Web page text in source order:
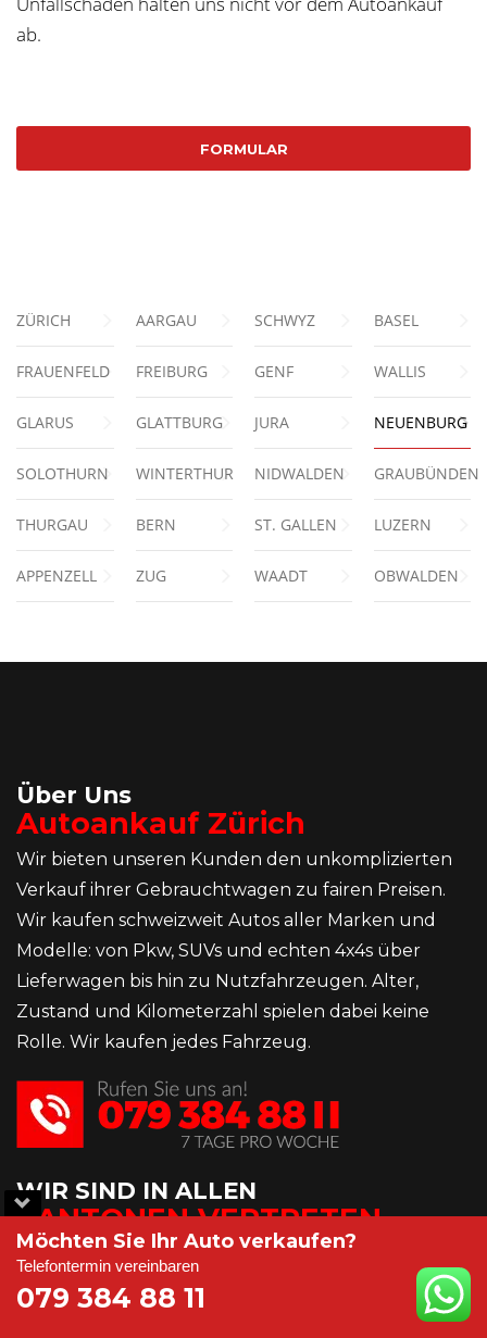
ab.
FORMULAR
ZÜRICH AARGAU SCHWYZ BASEL
FRAUENFELD FREIBURG GENF WALLIS
GLARUS GLATTBURG JURA NEUENBURG
SOLOTHURN WINTERTHUR NIDWALDEN GRAUBÜNDEN
THURGAU BERN ST. GALLEN LUZERN
APPENZELL ZUG WAADT OBWALDEN
Möchten Sie Ihr Auto verkaufen?
Telefontermin vereinbaren
079 384 88 11
Über Uns
Autoankauf Zürich
Wir bieten unseren Kunden den unkomplizierten
Verkauf ihrer Gebrauchtwagen zu fairen Preisen.
Wir kaufen schweizweit Autos aller Marken und
Modelle: von Pkw, SUVs und echten 4x4s über
Lieferwagen bis hin zu Nutzfahrzeugen. Alter,
Zustand und Kilometerzahl spielen dabei keine
Rolle. Wir kaufen jedes Fahrzeug.
WIR SIND IN ALLEN
KANTONEN VERTRETEN
Zürich
Aargau